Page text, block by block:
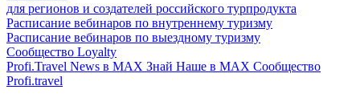
для регионов и создателей российского турпродукта
Расписание вебинаров по внутреннему туризму
Расписание вебинаров по выездному туризму
Сообщество Loyalty
Profi.Travel News в MAX Знай Наше в MAX Сообщество
Profi.travel